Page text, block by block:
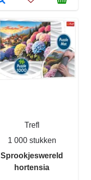
Trefl
1 000 stukken
Sprookjeswereld
hortensia